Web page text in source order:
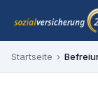
Zum Inhalt
Startseite ›